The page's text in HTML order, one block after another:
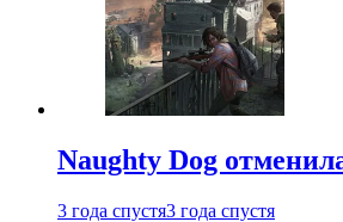
Naughty Dog
3 года спустя3 года спустя